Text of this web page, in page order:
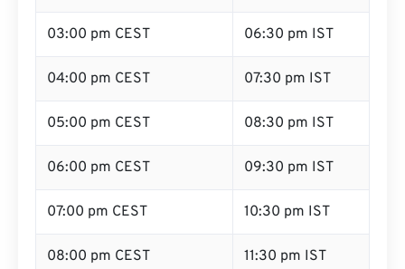
03:00 pm CEST 06:30 pm IST
04:00 pm CEST 07:30 pm IST
05:00 pm CEST 08:30 pm IST
06:00 pm CEST 09:30 pm IST
07:00 pm CEST 10:30 pm IST
08:00 pm CEST 11:30 pm IST